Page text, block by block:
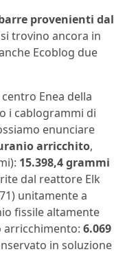
provenienti dal
trovino ancora in
Ecoblog due
centro Enea della
i cablogrammi di
enunciare
arricchito,
15.398,4 grammi
dal reattore Elk
unitamente a
fissile altamente
arricchimento: 6.069
in soluzione